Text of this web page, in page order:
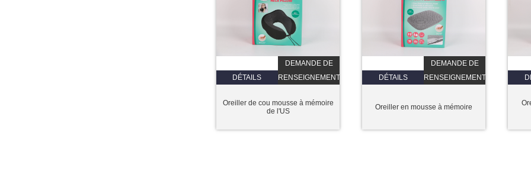
DÉTAILS
DEMANDE DE
RENSEIGNEMENTS
Oreiller de cou mousse à mémoire
de l'US
DÉTAILS
DEMANDE DE
RENSEIGNEMENTS
Oreiller en mousse à mémoire